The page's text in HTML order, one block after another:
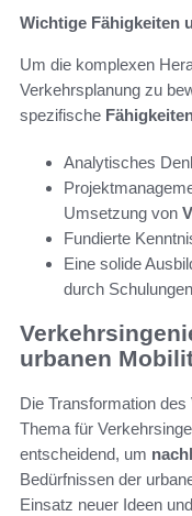
Wichtige Fähigkeiten
Um die komplexen
Verkehrsplanung zu
spezifische
Analytisches
Umsetzung von
Fundierte
Eine solide
durch
urbanen
Die Transformation
Thema für
entscheidend, um
Bedürfnissen der
Einsatz neuer Ideen